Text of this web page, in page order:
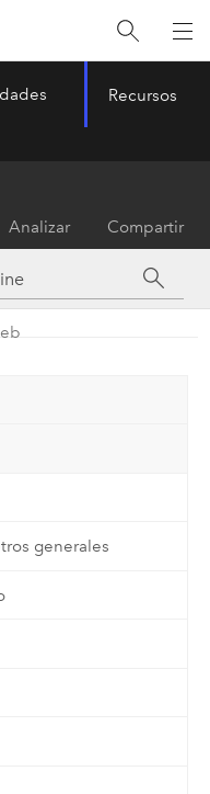
Recursos
Analizar Compartir
generales